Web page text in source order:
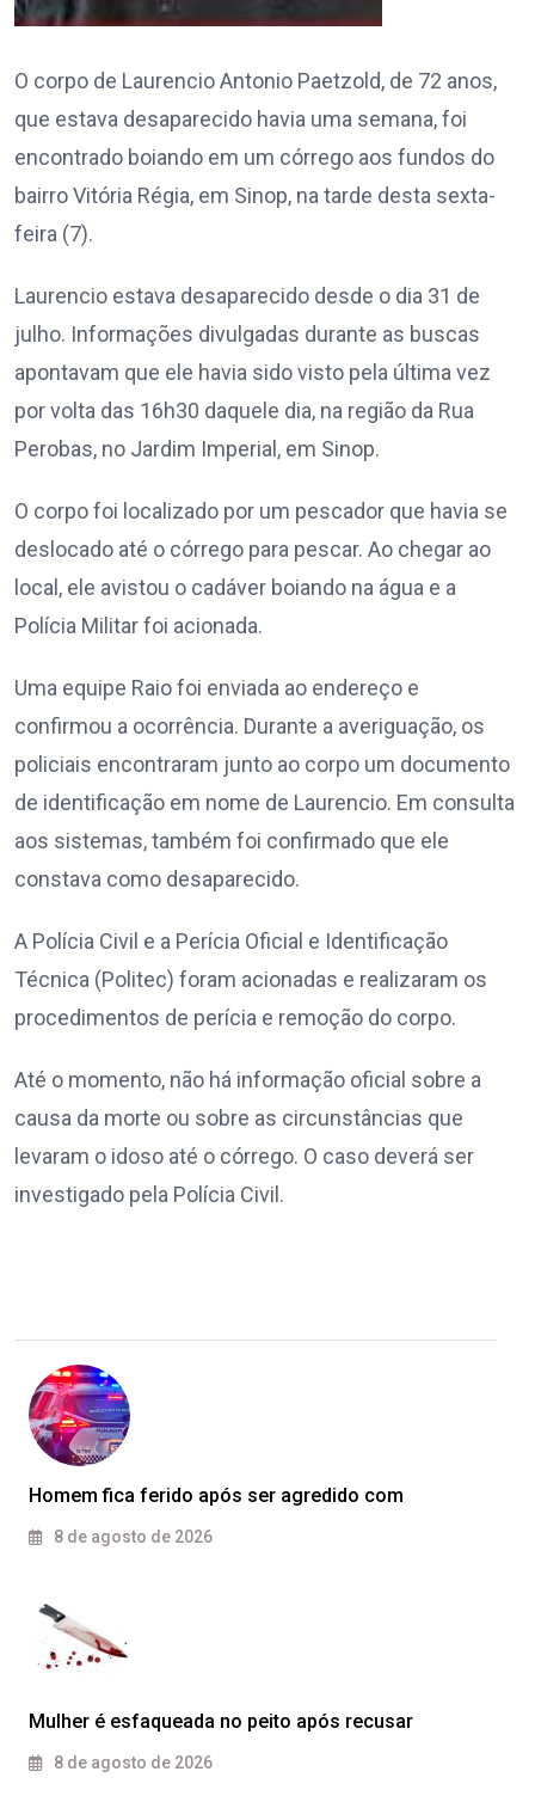
O corpo de Laurencio Antonio Paetzold, de 72 anos,
que estava desaparecido havia uma semana, foi
encontrado boiando em um córrego aos fundos do
bairro Vitória Régia, em Sinop, na tarde desta sexta-
feira (7).
Laurencio estava desaparecido desde o dia 31 de
julho. Informações divulgadas durante as buscas
apontavam que ele havia sido visto pela última vez
por volta das 16h30 daquele dia, na região da Rua
Perobas, no Jardim Imperial, em Sinop.
O corpo foi localizado por um pescador que havia se
deslocado até o córrego para pescar. Ao chegar ao
local, ele avistou o cadáver boiando na água e a
Polícia Militar foi acionada.
Uma equipe Raio foi enviada ao endereço e
confirmou a ocorrência. Durante a averiguação, os
policiais encontraram junto ao corpo um documento
de identificação em nome de Laurencio. Em consulta
aos sistemas, também foi confirmado que ele
constava como desaparecido.
A Polícia Civil e a Perícia Oficial e Identificação
Técnica (Politec) foram acionadas e realizaram os
procedimentos de perícia e remoção do corpo.
Até o momento, não há informação oficial sobre a
causa da morte ou sobre as circunstâncias que
levaram o idoso até o córrego. O caso deverá ser
investigado pela Polícia Civil.
Homem fica ferido após ser agredido com
8 de agosto de 2026
Mulher é esfaqueada no peito após recusar
8 de agosto de 2026